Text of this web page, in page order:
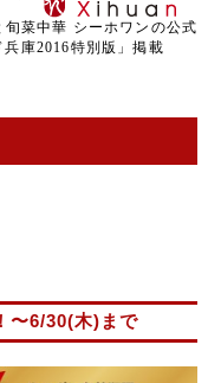
菜中華 シーホワンの公式
庫2016特別版」掲載
〜6/30(木)まで